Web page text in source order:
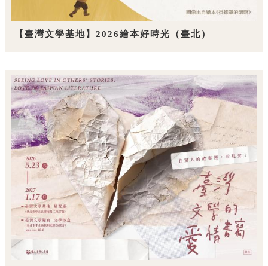
【臺灣文學基地】2026繪本好時光（臺北）